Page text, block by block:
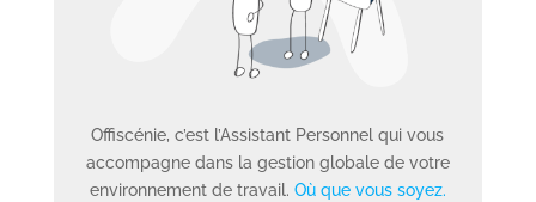
Offiscénie, c’est l’Assistant Personnel qui vous
accompagne dans la gestion globale de votre
environnement de travail. Où que vous soyez.